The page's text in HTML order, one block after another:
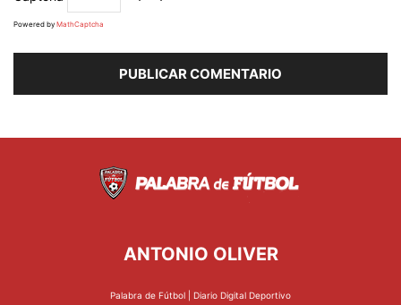
Powered by MathCaptcha
ANTONIO OLIVER
Palabra de Fútbol | Diario Digital Deportivo